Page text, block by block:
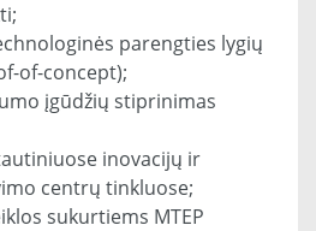
parengties lygių
of-concept);
įgūdžių stiprinimas
inovacijų ir
centrų tinkluose;
sukurtiems MTEP